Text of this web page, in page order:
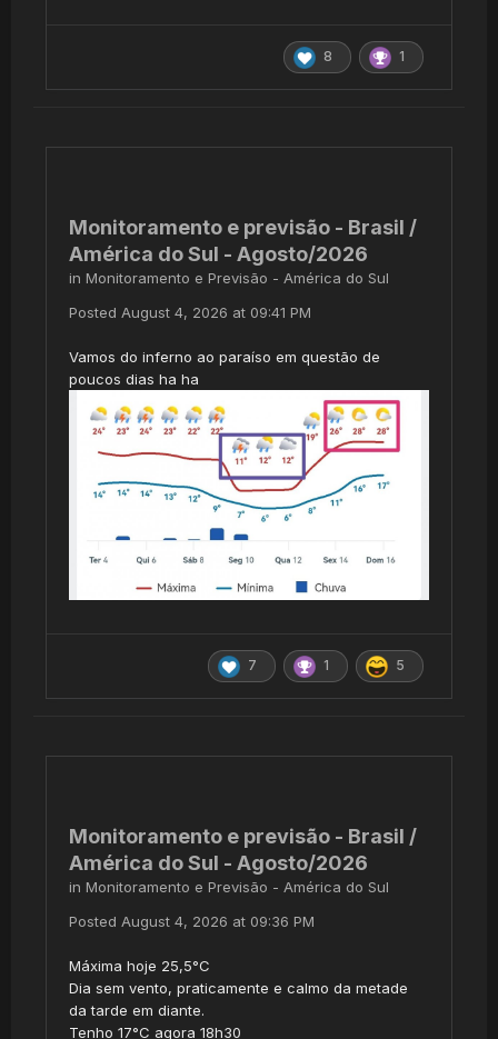
8 1
Monitoramento e previsão - Brasil /
América do Sul - Agosto/2026
in Monitoramento e Previsão - América do Sul
Posted August 4, 2026 at 09:41 PM
Vamos do inferno ao paraíso em questão de
poucos dias ha ha
7 1 5
Monitoramento e previsão - Brasil /
América do Sul - Agosto/2026
in Monitoramento e Previsão - América do Sul
Posted August 4, 2026 at 09:36 PM
Máxima hoje 25,5°C
Dia sem vento, praticamente e calmo da metade
da tarde em diante.
Tenho 17°C agora 18h30